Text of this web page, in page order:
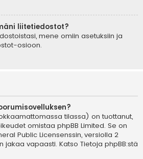
liitetiedostot?
mene omiin asetuksiin ja
osioon.
tilassa) on tuottanut,
omistaa phpBB Limited. Se on
Public Licensenssin, versiolla 2
jakaa vapaasti. Katso Tietoja phpBB:stä